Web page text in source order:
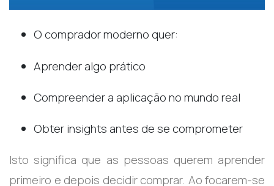
O comprador moderno quer:
Aprender algo prático
Compreender a aplicação no mundo real
Obter insights antes de se comprometer
Isto significa que as pessoas querem aprender
primeiro e depois decidir comprar. Ao focarem-se